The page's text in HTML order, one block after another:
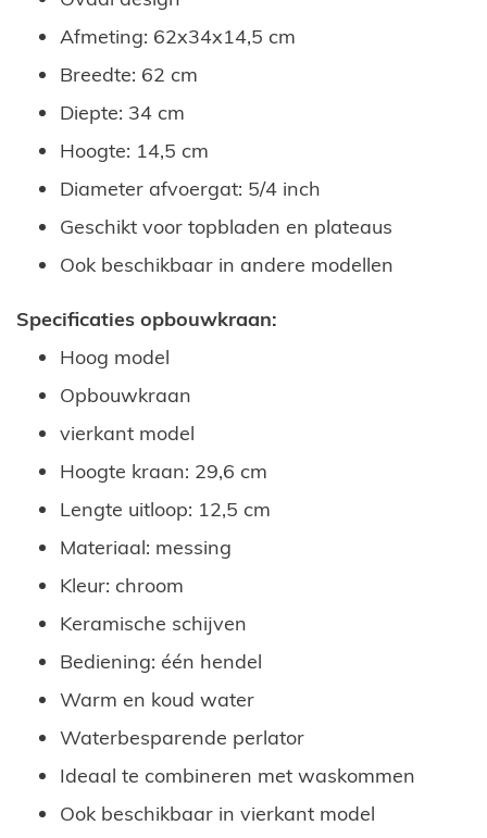
Afmeting: 62x34x14,5 cm
Breedte: 62 cm
Diepte: 34 cm
Hoogte: 14,5 cm
Diameter afvoergat: 5/4 inch
Geschikt voor topbladen en plateaus
Ook beschikbaar in andere modellen
Specificaties opbouwkraan:
Hoog model
Opbouwkraan
vierkant model
Hoogte kraan: 29,6 cm
Lengte uitloop: 12,5 cm
Materiaal: messing
Kleur: chroom
Keramische schijven
Bediening: één hendel
Warm en koud water
Waterbesparende perlator
Ideaal te combineren met waskommen
Ook beschikbaar in vierkant model